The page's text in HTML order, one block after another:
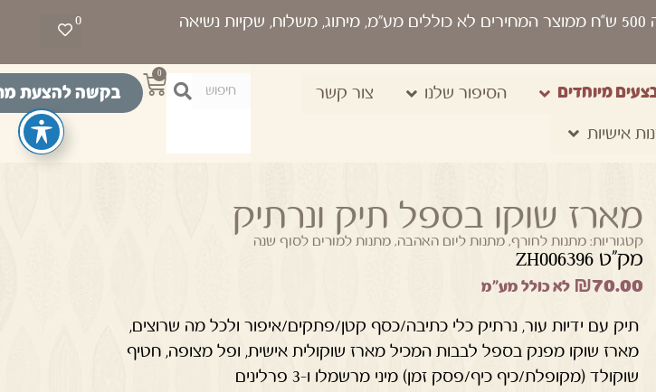
0
מיוחדים הסיפור שלנו צור קשר
אישיות
0
בקשה להצעת
מארז שוקו בספל תיק ונרתיק
קטגוריות: מתנות לחורף,מתנות ליום האהבה,מתנות למורים לסוף שנה
מק"ט ZH006396
₪70.00 לא כולל מע"מ
תיק עם ידיות עור, נרתיק כלי כתיבה/כסף קטן/פתקים/איפור ולכל מה שרוצים,
מארז שוקו מפנק בספל לבבות המכיל מארז שוקולית אישית, ופל מצופה, חטיף
שוקולד (מקופלת/כיף כיף/פסק זמן) מיני מרשמלו ו-3 פרלינים